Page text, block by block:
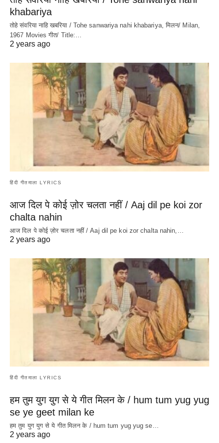
khabariya
तोहे संवरिया नाहि खबरिया / Tohe sanwariya nahi khabariya, मिलन/ Milan,
1967 Movies गीत/ Title:…
2 years ago
हिंदी गीतमाला LYRICS
आज दिल पे कोई ज़ोर चलता नहीं / Aaj dil pe koi zor
chalta nahin
आज दिल पे कोई ज़ोर चलता नहीं / Aaj dil pe koi zor chalta nahin,…
2 years ago
हिंदी गीतमाला LYRICS
हम तुम युग युग से ये गीत मिलन के / hum tum yug yug
se ye geet milan ke
हम तुम युग युग से ये गीत मिलन के / hum tum yug yug se…
2 years ago